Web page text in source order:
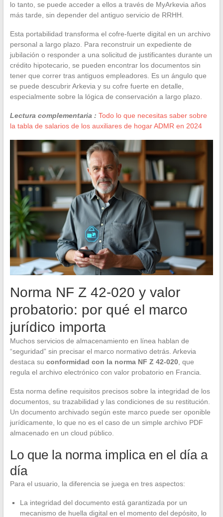
lo tanto, se puede acceder a ellos a través de MyArkevia años
más tarde, sin depender del antiguo servicio de RRHH.
Esta portabilidad transforma el cofre-fuerte digital en un archivo
personal a largo plazo. Para reconstruir un expediente de
jubilación o responder a una solicitud de justificantes durante un
crédito hipotecario, se pueden encontrar los documentos sin
tener que correr tras antiguos empleadores. Es un ángulo que
se puede descubrir Arkevia y su cofre fuerte en detalle,
especialmente sobre la lógica de conservación a largo plazo.
Lectura complementaria : Todo lo que necesitas saber sobre
la tabla de salarios de los auxiliares de hogar ADMR en 2024
Norma NF Z 42-020 y valor
probatorio: por qué el marco
jurídico importa
Muchos servicios de almacenamiento en línea hablan de
“seguridad” sin precisar el marco normativo detrás. Arkevia
destaca su conformidad con la norma NF Z 42-020, que
regula el archivo electrónico con valor probatorio en Francia.
Esta norma define requisitos precisos sobre la integridad de los
documentos, su trazabilidad y las condiciones de su restitución.
Un documento archivado según este marco puede ser oponible
jurídicamente, lo que no es el caso de un simple archivo PDF
almacenado en un cloud público.
Lo que la norma implica en el día a
día
Para el usuario, la diferencia se juega en tres aspectos:
La integridad del documento está garantizada por un
mecanismo de huella digital en el momento del depósito, lo